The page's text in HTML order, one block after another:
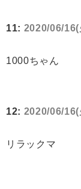
11: 2020/06/
1000ちゃん
12: 2020/06/
リラックマ